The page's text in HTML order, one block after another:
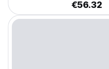
€56.32